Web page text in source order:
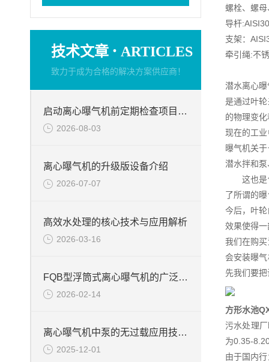
技术文章 · ARTICLES
致力于成为合格的解决方案供应商！
启动离心曝气机前定期检查项目分析
2026-08-03
离心曝气机的升级版设备介绍
2026-07-07
高效水处理的核心技术与应用解析
2026-03-16
FQB型浮筒式离心曝气机的广泛应用
2026-02-14
离心曝气机中泵的无过载应用技术说明
2025-12-01
螺栓、螺
导杆
支架：
牵引绳:不
潜水离心
是通过叶
的物理变
现在的工
曝气机关
潜水拌和
这也是使
了所谓的
今后，叶
效果使得
我们在购
会安装曝
先我们要
方形水池
污水处理
为0.35-
由于国内